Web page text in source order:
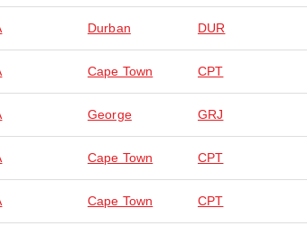
Durban DUR
Cape Town CPT
George GRJ
Cape Town CPT
Cape Town CPT